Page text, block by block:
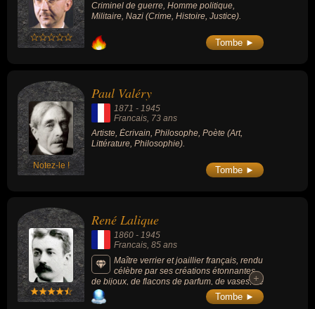
Criminel de guerre, Homme politique,
Militaire, Nazi (Crime, Histoire, Justice).
Tombe ►
Notez-le !
Paul Valéry
1871 - 1945
Francais, 73 ans
Artiste, Écrivain, Philosophe, Poète (Art,
Littérature, Philosophie).
Tombe ►
René Lalique
1860 - 1945
Francais, 85 ans
Maître verrier et joaillier français, rendu
célèbre par ses créations étonnantes
de bijoux, de flacons de parfum, de vases, de
chandeliers, d'horloges et, à la fin de sa vie,
de bouchons de radiateur de voitures. Son
+
+
Tombe ►